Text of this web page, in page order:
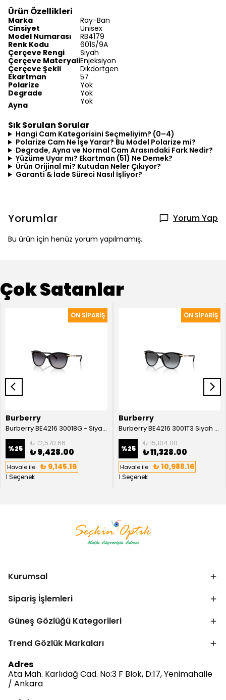
Ürün Özellikleri
Marka
Ray-Ban
Cinsiyet
Unisex
Model Numarası
RB4179
Renk Kodu
601S/9A
Çerçeve Rengi
Siyah
Çerçeve MateryaliEnjeksiyon
Çerçeve Şekli
Dikdörtgen
Ekartman
57
Polarize
Yok
Degrade
Yok
Ayna
Yok
Sık Sorulan Sorular
Hangi Cam Kategorisini Seçmeliyim? (0–4)
Polarize Cam Ne İşe Yarar? Bu Model Polarize mi?
Degrade, Ayna ve Normal Cam Arasındaki Fark Nedir?
Yüzüme Uyar mı? Ekartman (51) Ne Demek?
Ürün Orijinal mi? Kutudan Neler Çıkıyor?
Garanti & İade Süreci Nasıl İşliyor?
Yorumlar Yorum Yap
Bu ürün için henüz yorum yapılmamış.
Çok Satanlar
Burberry
Burberry BE4216 30018G - Siyah Kadın Güneş Gözlüğü
%25
₺ 12,570.66
₺ 9,428.00
Havale ile ₺ 9,145.16
1 Seçenek
Burberry
Burberry BE4216 3001T3 Siyah Kadın Güneş Gözlüğü
%25
₺ 15,104.00
₺ 11,328.00
Havale ile ₺ 10,988.16
1 Seçenek
Kurumsal
Sipariş İşlemleri
Güneş Gözlüğü Kategorileri
Trend Gözlük Markaları
Adres
Ata Mah. Karlıdağ Cad. No:3 F Blok, D:17, Yenimahalle
/ Ankara